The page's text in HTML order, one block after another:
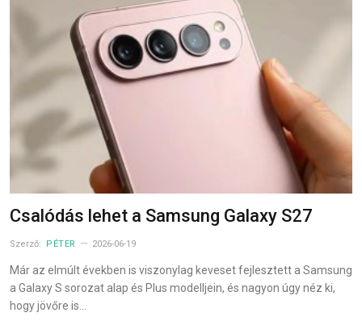
Csalódás lehet a Samsung Galaxy S27
Szerző: PÉTER 2026-06-19
Már az elmúlt években is viszonylag keveset fejlesztett a Samsung
a Galaxy S sorozat alap és Plus modelljein, és nagyon úgy néz ki,
hogy jövőre is…